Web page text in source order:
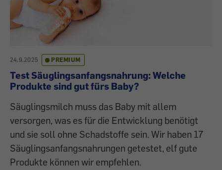
24.9.2025 PREMIUM
Test Säuglingsanfangsnahrung: Welche
Produkte sind gut fürs Baby?
Säuglingsmilch muss das Baby mit allem
versorgen, was es für die Entwicklung benötigt
und sie soll ohne Schadstoffe sein. Wir haben 17
Säuglingsanfangsnahrungen getestet, elf gute
Produkte können wir empfehlen.